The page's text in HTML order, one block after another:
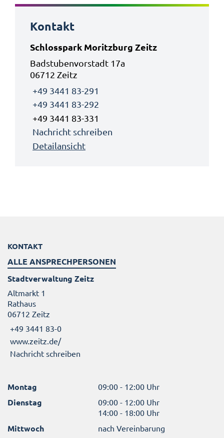
Kontakt
Schlosspark Moritzburg Zeitz
Badstubenvorstadt 17a
06712 Zeitz
+49 3441 83-291
+49 3441 83-292
+49 3441 83-331
Nachricht schreiben
Detailansicht
KONTAKT
ALLE ANSPRECHPERSONEN
Stadtverwaltung Zeitz
Altmarkt 1
Rathaus
06712 Zeitz
+49 3441 83-0
www.zeitz.de/
Nachricht schreiben
Montag 09:00 - 12:00 Uhr
Dienstag
09:00 - 12:00 Uhr
14:00 - 18:00 Uhr
Mittwoch nach Vereinbarung